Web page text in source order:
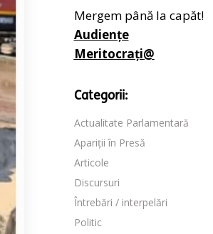
Mergem până la capăt!
Audiențe
Meritocrați@
Categorii:
Actualitate Parlamentară
Apariții în Presă
Articole
Discursuri
Întrebări / interpelări
Politic